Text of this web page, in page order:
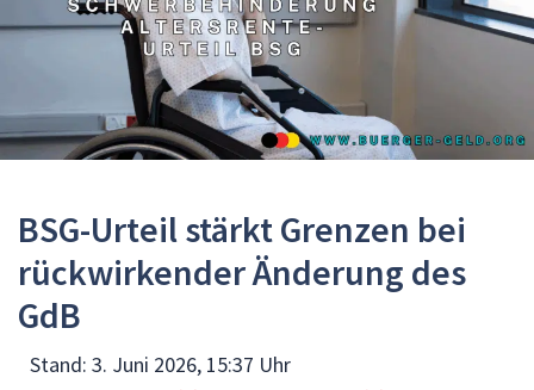
BSG-Urteil stärkt Grenzen bei
rückwirkender Änderung des
GdB
Stand: 3. Juni 2026, 15:37 Uhr